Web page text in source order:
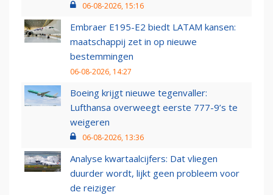
06-08-2026, 15:16
Embraer E195-E2 biedt LATAM kansen:
maatschappij zet in op nieuwe
bestemmingen
06-08-2026, 14:27
Boeing krijgt nieuwe tegenvaller:
Lufthansa overweegt eerste 777-9’s te
weigeren
06-08-2026, 13:36
Analyse kwartaalcijfers: Dat vliegen
duurder wordt, lijkt geen probleem voor
de reiziger